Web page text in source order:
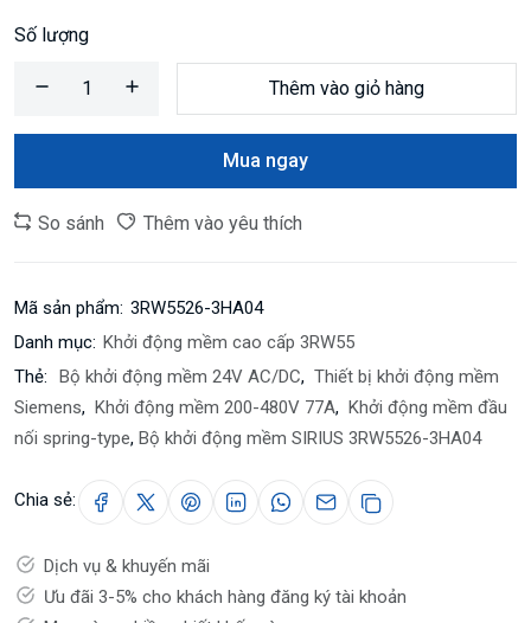
Số lượng
Thêm vào giỏ hàng
Mua ngay
So sánh Thêm vào yêu thích
Mã sản phẩm: 3RW5526-3HA04
Danh mục: Khởi động mềm cao cấp 3RW55
Thẻ:
Bộ khởi động mềm 24V AC/DC, Thiết bị khởi động mềm
Siemens, Khởi động mềm 200-480V 77A, Khởi động mềm đầu
nối spring-type, Bộ khởi động mềm SIRIUS 3RW5526-3HA04
Chia sẻ:
Dịch vụ & khuyến mãi
Ưu đãi 3-5% cho khách hàng đăng ký tài khoản